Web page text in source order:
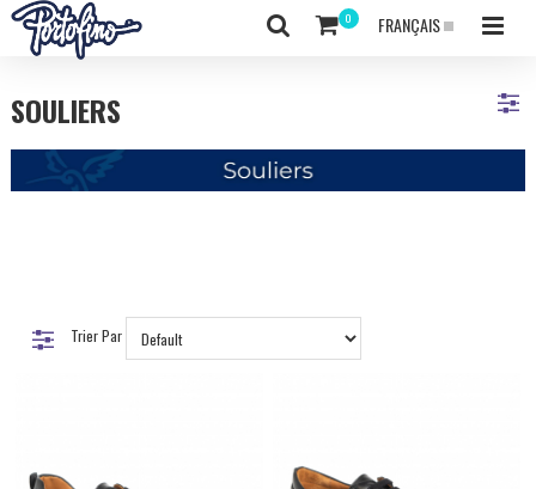
FRANÇAIS
SOULIERS
Trier Par